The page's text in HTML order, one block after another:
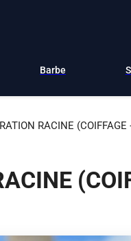
Barbe
RACINE (COIFFAGE